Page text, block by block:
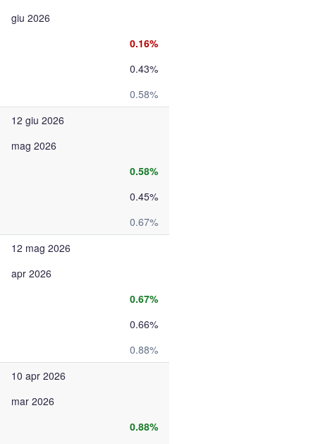
giu 2026
0.16%
0.43%
0.58%
12 giu 2026
mag 2026
0.58%
0.45%
0.67%
12 mag 2026
apr 2026
0.67%
0.66%
0.88%
10 apr 2026
mar 2026
0.88%